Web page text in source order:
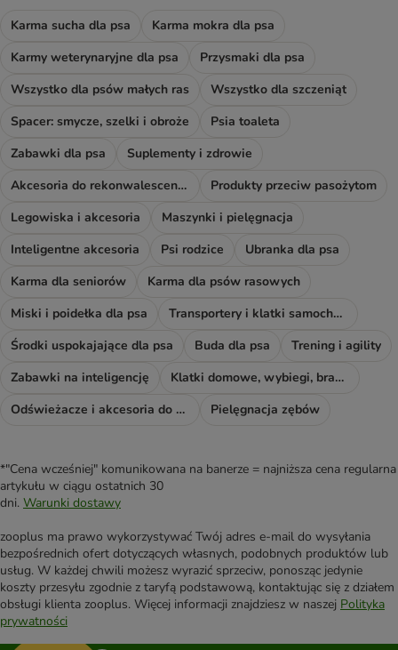
Karma sucha dla psa
Karma mokra dla psa
Karmy weterynaryjne dla psa
Przysmaki dla psa
Wszystko dla psów małych ras
Wszystko dla szczeniąt
Spacer: smycze, szelki i obroże
Psia toaleta
Zabawki dla psa
Suplementy i zdrowie
Akcesoria do rekonwalescencji
Produkty przeciw pasożytom
Legowiska i akcesoria
Maszynki i pielęgnacja
Inteligentne akcesoria
Psi rodzice
Ubranka dla psa
Karma dla seniorów
Karma dla psów rasowych
Miski i poidełka dla psa
Transportery i klatki samochodowe
Środki uspokajające dla psa
Buda dla psa
Trening i agility
Zabawki na inteligencję
Klatki domowe, wybiegi, bramki i rampy
Odświeżacze i akcesoria do sprzątania
Pielęgnacja zębów
*"Cena wcześniej" komunikowana na banerze = najniższa cena regularna
artykułu w ciągu ostatnich 30
dni. Warunki dostawy
zooplus ma prawo wykorzystywać Twój adres e-mail do wysyłania
bezpośrednich ofert dotyczących własnych, podobnych produktów lub
usług. W każdej chwili możesz wyrazić sprzeciw, ponosząc jedynie
koszty przesyłu zgodnie z taryfą podstawową, kontaktując się z działem
obsługi klienta zooplus. Więcej informacji znajdziesz w naszej Polityka
prywatności